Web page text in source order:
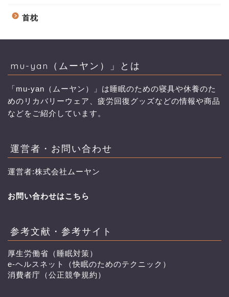
首枕
mu-yan（ムーヤン）」とは
「mu-yan（ムーヤン）」は睡眠のための寝具や休養のた
めのリカバリーウェア、疲労回復グッズなどの情報や商品
などをご紹介しています。
運営者・お問い合わせ
運営者:株式会社ムーヤン
お問い合わせはこちら
参考文献・参考サイト
厚生労働省（睡眠対策）
e-ヘルスネット（快眠のためのテクニック）
消費者庁（公正競争規約）